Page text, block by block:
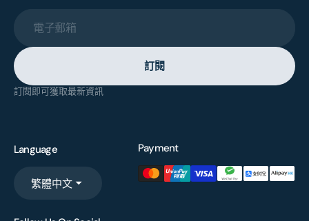
電子郵箱
訂閱
訂閱即可獲取最新資訊
Language
繁體中文
Payment